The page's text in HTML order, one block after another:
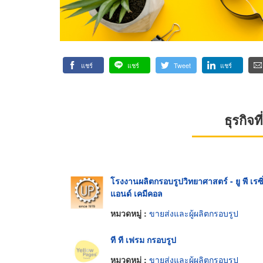
แชร์ แชร์ Tweet แชร์
ธุรกิจ
โรงงานผลิตกรอบรูปวิทยาศาสตร์ - ยู พี เร
แอนด์ เคมีคอล
หมวดหมู่ : ขายส่งและผู้ผลิตกรอบรูป
ที ที เฟรม กรอบรูป
หมวดหมู่ : ขายส่งและผู้ผลิตกรอบรูป